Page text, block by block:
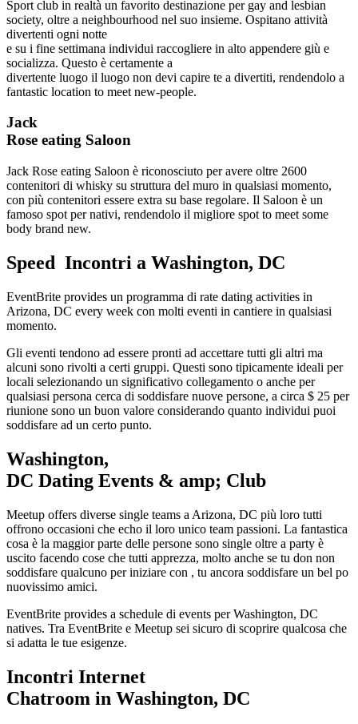
Sport club in realtà un favorito destinazione per gay and lesbian
society, oltre a neighbourhood nel suo insieme. Ospitano attività
divertenti ogni notte
e su i fine settimana individui raccogliere in alto appendere giù e
socializza. Questo è certamente a
divertente luogo il luogo non devi capire te a divertiti, rendendolo a
fantastic location to meet new-people.
Jack
Rose eating Saloon
Jack Rose eating Saloon è riconosciuto per avere oltre 2600
contenitori di whisky su struttura del muro in qualsiasi momento,
con più contenitori essere extra su base regolare. Il Saloon è un
famoso spot per nativi, rendendolo il migliore spot to meet some
body brand new.
Speed ​​ Incontri a Washington, DC
EventBrite provides un programma di rate dating activities in
Arizona, DC every week con molti eventi in cantiere in qualsiasi
momento.
Gli eventi tendono ad essere pronti ad accettare tutti gli altri ma
alcuni sono rivolti a certi gruppi. Questi sono tipicamente ideali per
locali selezionando un significativo collegamento o anche per
qualsiasi persona cerca di soddisfare nuove persone, a circa $ 25 per
riunione sono un buon valore considerando quanto individui puoi
soddisfare ad un certo punto.
Washington,
DC Dating Events & amp; Club
Meetup offers diverse single teams a Arizona, DC più loro tutti
offrono occasioni che echo il loro unico team passioni. La fantastica
cosa è la maggior parte delle persone sono single oltre a party è
uscito facendo cose che tutti apprezza, molto anche se tu don non
soddisfare qualcuno per iniziare con , tu ancora soddisfare un bel po
nuovissimo amici.
EventBrite provides a schedule di events per Washington, DC
natives. Tra EventBrite e Meetup sei sicuro di scoprire qualcosa che
si adatta le tue esigenze.
Incontri Internet
Chatroom in Washington, DC